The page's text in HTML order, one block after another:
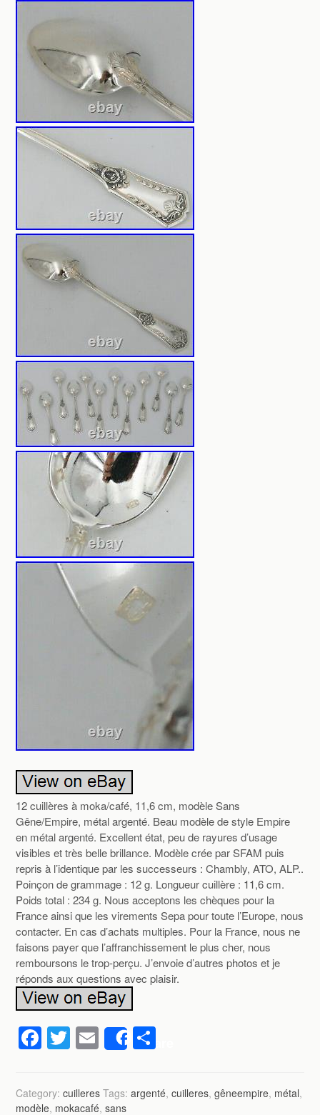
12 cuillères à moka/café, 11,6 cm, modèle Sans
Gêne/Empire, métal argenté. Beau modèle de style Empire
en métal argenté. Excellent état, peu de rayures d’usage
visibles et très belle brillance. Modèle crée par SFAM puis
repris à l’identique par les successeurs : Chambly, ATO, ALP..
Poinçon de grammage : 12 g. Longueur cuillère : 11,6 cm.
Poids total : 234 g. Nous acceptons les chèques pour la
France ainsi que les virements Sepa pour toute l’Europe, nous
contacter. En cas d’achats multiples. Pour la France, nous ne
faisons payer que l’affranchissement le plus cher, nous
remboursons le trop-perçu. J’envoie d’autres photos et je
réponds aux questions avec plaisir.
F
c
e
T
tt
er
E
m
ail
Share
ta
g
Category:cuilleres Tags:argenté,cuilleres,gêneempire, métal,
modèle, mokacafé,sans